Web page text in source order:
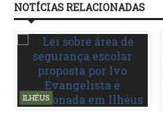
NOTÍCIAS RELACIONADAS
ILHÉUS